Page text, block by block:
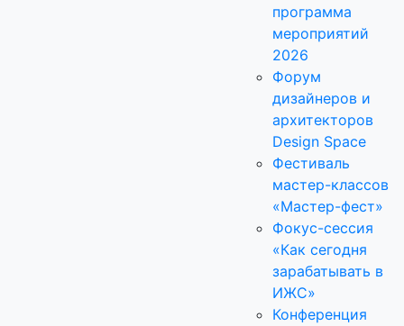
программа
мероприятий
2026
Форум
дизайнеров и
архитекторов
Design Space
Фестиваль
мастер-классов
«Мастер-фест»
Фокус-сессия
«Как сегодня
зарабатывать в
ИЖС»
Конференция